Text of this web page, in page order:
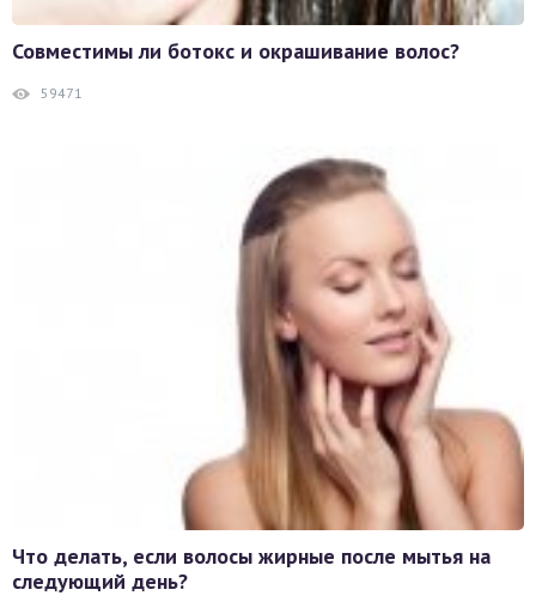
Совместимы ли ботокс и окрашивание волос?
59471
Что делать, если волосы жирные после мытья на
следующий день?